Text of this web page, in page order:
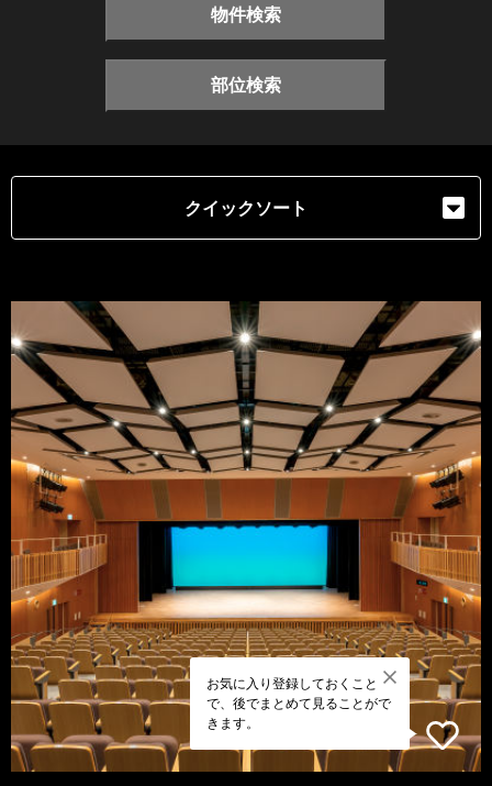
物件検索
部位検索
クイックソート
お気に入り登録しておくこと
で、後でまとめて見ることがで
きます。